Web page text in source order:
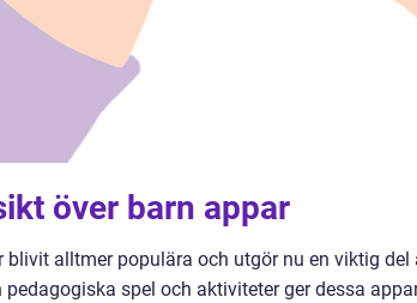
över barn appar
blivit alltmer populära och utgör nu en viktig
pedagogiska spel och aktiviteter ger dessa